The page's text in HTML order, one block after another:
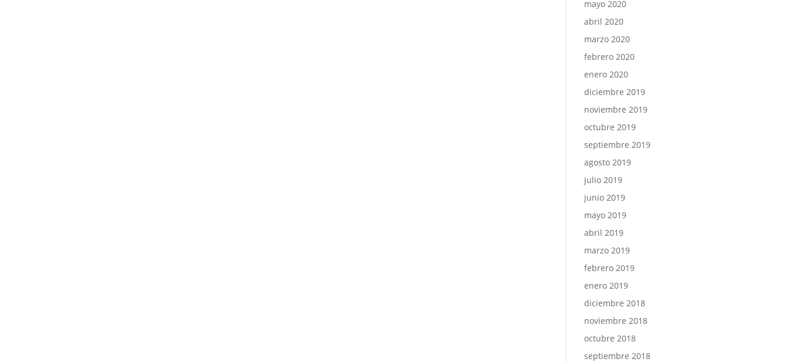
mayo 2020
abril 2020
marzo 2020
febrero 2020
enero 2020
diciembre 2019
noviembre 2019
octubre 2019
septiembre 2019
agosto 2019
julio 2019
junio 2019
mayo 2019
abril 2019
marzo 2019
febrero 2019
enero 2019
diciembre 2018
noviembre 2018
octubre 2018
septiembre 2018